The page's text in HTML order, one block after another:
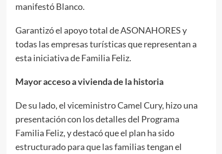
manifestó Blanco.
Garantizó el apoyo total de ASONAHORES y
todas las empresas turísticas que representan a
esta iniciativa de Familia Feliz.
Mayor acceso a vivienda de la historia
De su lado, el viceministro Camel Cury, hizo una
presentación con los detalles del Programa
Familia Feliz, y destacó que el plan ha sido
estructurado para que las familias tengan el